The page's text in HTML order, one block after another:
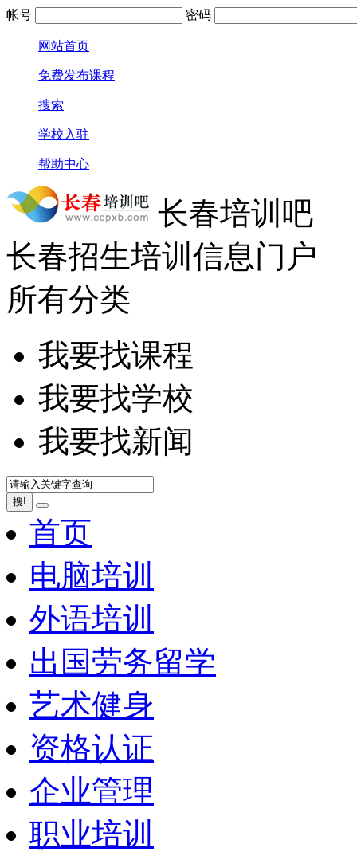
帐号 密码
网站首页
免费发布课程
搜索
学校入驻
帮助中心
长春培训吧
长春招生培训信息门户
所有分类
我要找课程
我要找学校
我要找新闻
搜!
首页
电脑培训
外语培训
出国劳务留学
艺术健身
资格认证
企业管理
职业培训